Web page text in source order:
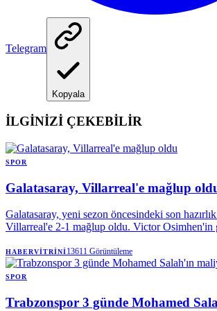
Telegram
Kopyala
İLGİNİZİ ÇEKEBİLİR
SPOR
Galatasaray, Villarreal'e mağlup
Galatasaray, yeni sezon öncesindeki son
Villarreal'e 2-1 mağlup oldu. Victor Osimhen'in
ve tribünlerden yükselen transfer tepkisi
HABERVITRINI13611 Görüntüleme
SPOR
Trabzonspor 3 günde Mohamed